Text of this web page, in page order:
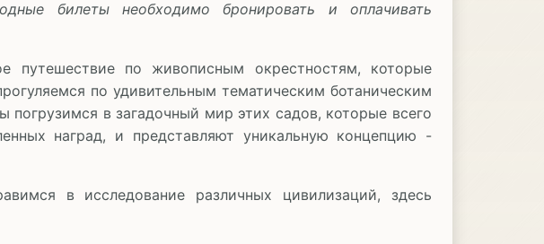
билеты необходимо бронировать и оплачивать
путешествие по живописным окрестностям, которые
по удивительным тематическим ботаническим
в загадочный мир этих садов, которые всего
наград, и представляют уникальную концепцию -
в исследование различных цивилизаций, здесь